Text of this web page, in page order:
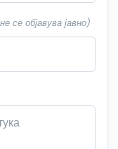
се објавува јавно)